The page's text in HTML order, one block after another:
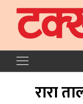
रारा